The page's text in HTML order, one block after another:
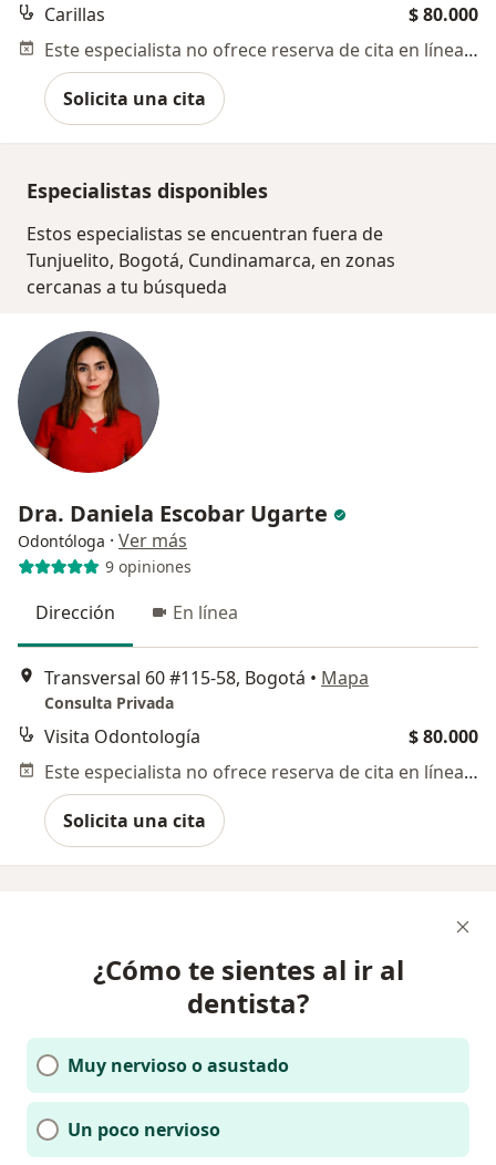
Carillas
$ 80.000
Este especialista no ofrece reserva de cita en línea en esta dirección.
Solicita una cita
Especialistas disponibles
Estos especialistas se encuentran fuera de
Tunjuelito, Bogotá, Cundinamarca, en zonas
cercanas a tu búsqueda
Dra. Daniela Escobar Ugarte
Odontóloga · Ver más
9 opiniones
Dirección En línea
Transversal 60 #115-58, Bogotá • Mapa
Consulta Privada
Visita Odontología
$ 80.000
Este especialista no ofrece reserva de cita en línea en esta dirección.
Solicita una cita
¿Cómo te sientes al ir al
dentista?
Muy nervioso o asustado
Un poco nervioso